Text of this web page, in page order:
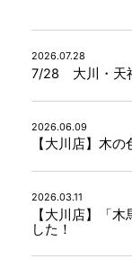
よくある
お問い合
2026.07.28
7/28 大川・天
2026.06.09
【大川店】木
2026.03.11
【大川店】「
した！